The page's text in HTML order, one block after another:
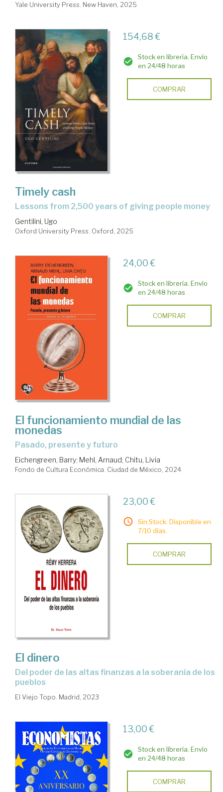
Yale University Press. New Haven, 2025
154,68 €
Stock en librería. Envío
en 24/48 horas
COMPRAR
Timely cash
lessons from 2,500 years of giving people money
Gentilini, Ugo
Oxford University Press. Oxford, 2025
24,00 €
Stock en librería. Envío
en 24/48 horas
COMPRAR
El funcionamiento mundial de las
monedas
Pasado, presente y futuro
Eichengreen, Barry; Mehl, Arnaud; Chitu, Livia
Fondo de Cultura Económica. Ciudad de México, 2024
23,00 €
Sin Stock. Disponible en
7/10 días.
COMPRAR
El dinero
del poder de las altas finanzas a la soberanía de los
pueblos
El Viejo Topo. Madrid, 2023
13,00 €
Stock en librería. Envío
en 24/48 horas
COMPRAR